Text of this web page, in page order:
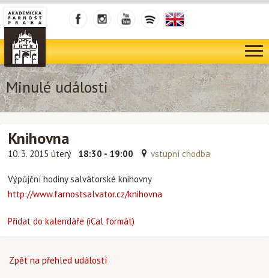
Minulé události
Knihovna
10. 3. 2015 úterý 18:30 - 19:00 vstupní chodba
Výpůjční hodiny salvátorské knihovny
http://www.farnostsalvator.cz/knihovna
Přidat do kalendáře (iCal formát)
Zpět na přehled událostí